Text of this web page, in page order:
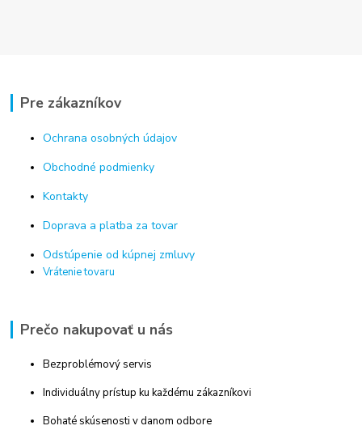
Pre zákazníkov
Ochrana osobných údajov
Obchodné podmienky
Kontakty
Doprava a platba za tovar
Odstúpenie od kúpnej zmluvy
Vrátenie tovaru
Prečo nakupovať u nás
Bezproblémový servis
Individuálny prístup ku každému zákazníkovi
Bohaté skúsenosti v danom odbore